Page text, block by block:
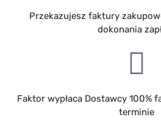
Przekazujesz faktury
dokonania
Faktor wypłaca Dostawcy 100%
terminie